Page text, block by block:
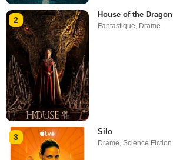
2
House of the Dragon
Fantastique, Drame
3
Silo
Drame ,Science Fiction